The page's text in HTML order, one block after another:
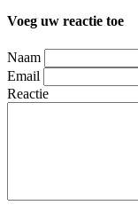
Voeg uw reactie toe
Naam
Email
Reactie